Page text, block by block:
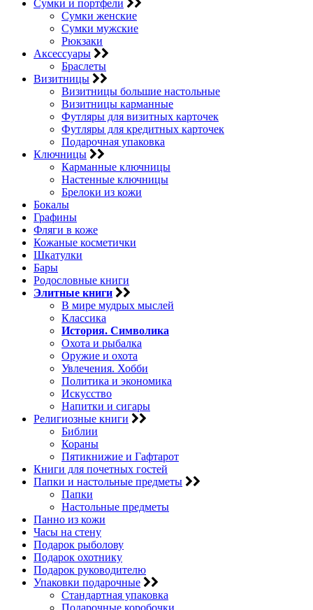
Сумки и портфели
Сумки женские
Сумки мужские
Рюкзаки
Аксессуары
Браслеты
Визитницы
Визитницы большие настольные
Визитницы карманные
Футляры для визитных карточек
Футляры для кредитных карточек
Подарочная упаковка
Ключницы
Карманные ключницы
Настенные ключницы
Брелоки из кожи
Бокалы
Графины
Фляги в коже
Кожаные косметички
Шкатулки
Бары
Родословные книги
Элитные книги
В мире мудрых мыслей
Классика
История. Символика
Охота и рыбалка
Оружие и охота
Увлечения. Хобби
Политика и экономика
Искусство
Напитки и сигары
Религиозные книги
Библии
Кораны
Пятикнижие и Гафтарот
Книги для почетных гостей
Папки и настольные предметы
Папки
Настольные предметы
Панно из кожи
Часы на стену
Подарок рыболову
Подарок охотнику
Подарок руководителю
Упаковки подарочные
Стандартная упаковка
Подарочные коробочки